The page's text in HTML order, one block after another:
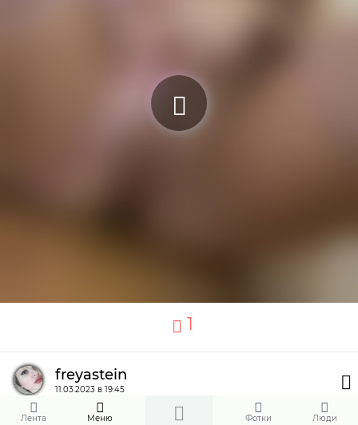
1
freyastein
11.03.2023 в 19:45
Лента Меню Фотки Люди